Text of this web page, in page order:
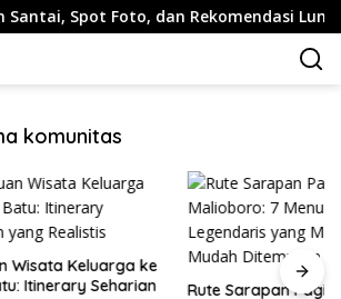
Spot Foto, dan Rekomendasi Lumpia
komunitas
ke
Seharian
Rute Sarapan Pagi